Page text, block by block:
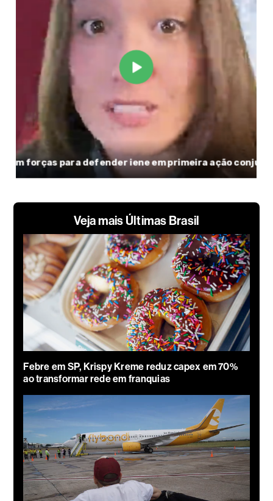
Veja mais Últimas Brasil
Febre em SP, Krispy Kreme reduz capex em 70%
ao transformar rede em franquias